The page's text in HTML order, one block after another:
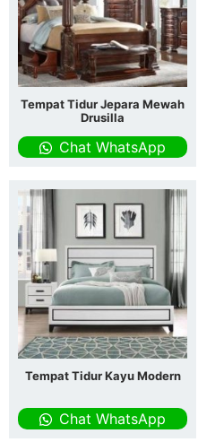
Tempat Tidur Jepara Mewah
Drusilla
Chat WhatsApp
Tempat Tidur Kayu Modern
Chat WhatsApp